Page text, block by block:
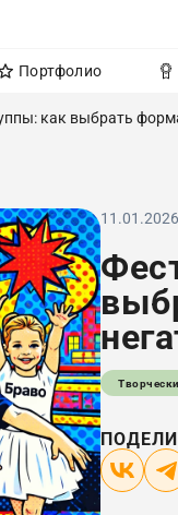
Портфолио
как выбрать